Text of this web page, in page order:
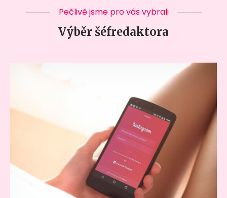
Pečlivě jsme pro vás vybrali
Výběr šéfredaktora